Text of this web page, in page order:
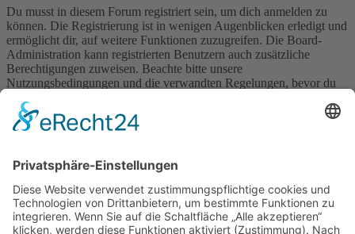
Du musst in diesem Forum registriert sein, um dich anmelden zu
können. Die Registrierung ist in wenigen Augenblicken erledigt und
ermöglicht dir, auf weitere Funktionen zuzugreifen. Die Board-
Administration kann registrierten Benutzern auch zusätzliche
Berechtigungen zuweisen. Beachte bitte unsere
Nutzungsbedingungen und die verwandten Regelungen, bevor du
wenn du dich in diesem Board bewegst.
Foren-Übersicht
Alle Zeiten sindUTC+02:00